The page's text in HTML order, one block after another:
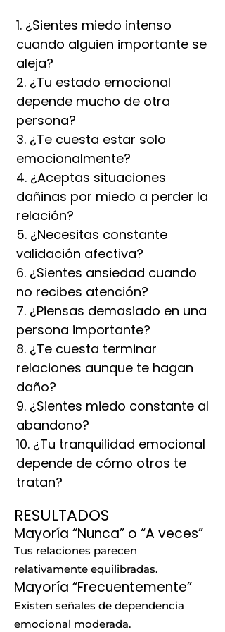
1. ¿Sientes miedo intenso
cuando alguien importante se
aleja?
2. ¿Tu estado emocional
depende mucho de otra
persona?
3. ¿Te cuesta estar solo
emocionalmente?
4. ¿Aceptas situaciones
dañinas por miedo a perder la
relación?
5. ¿Necesitas constante
validación afectiva?
6. ¿Sientes ansiedad cuando
no recibes atención?
7. ¿Piensas demasiado en una
persona importante?
8. ¿Te cuesta terminar
relaciones aunque te hagan
daño?
9. ¿Sientes miedo constante al
abandono?
10. ¿Tu tranquilidad emocional
depende de cómo otros te
tratan?
RESULTADOS
Mayoría “Nunca” o “A veces”
Tus relaciones parecen
relativamente equilibradas.
Mayoría “Frecuentemente”
Existen señales de dependencia
emocional moderada.